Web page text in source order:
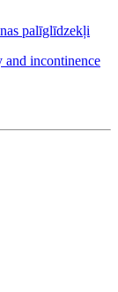
palīglīdzekļi
incontinence